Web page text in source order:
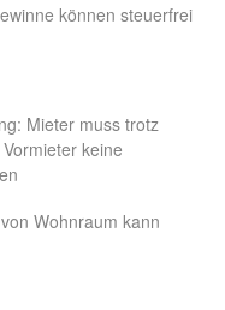
können steuerfrei
Mieter muss trotz
keine
Wohnraum kann